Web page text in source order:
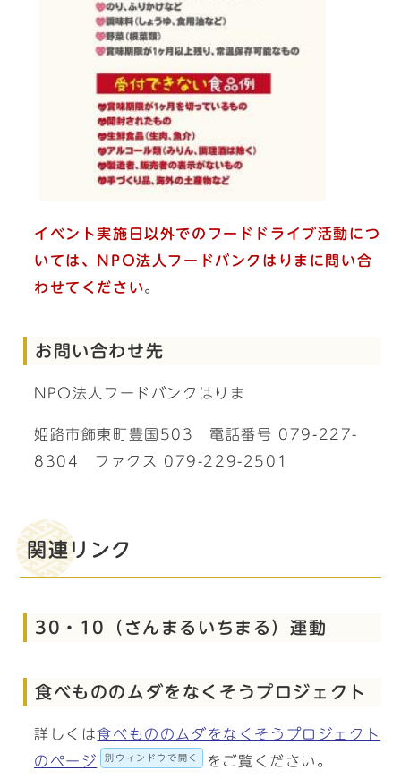
イベント実施日以外でのフードドライブ活動につ
いては、NPO法人フードバンクはりまに問い合
わせてください。
お問い合わせ先
NPO法人フードバンクはりま
姫路市飾東町豊国503 電話番号 079-227-
8304 ファクス 079-229-2501
関連リンク
30・10（さんまるいちまる）運動
食べもののムダをなくそうプロジェクト
詳しくは食べもののムダをなくそうプロジェクト
のページ
別ウィンドウで開く
をご覧ください。